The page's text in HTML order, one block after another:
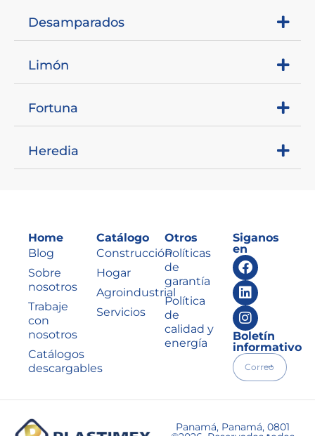
Desamparados
Limón
Fortuna
Heredia
Home
Blog
Sobre
nosotros
Trabaje
con
nosotros
Catálogos
descargables
Catálogo
Construcción
Hogar
Agroindustrial
Servicios
Otros
Políticas
de
garantía
Política
de
calidad y
energía
Siganos
en
Boletín
informativo
Panamá, Panamá, 0801